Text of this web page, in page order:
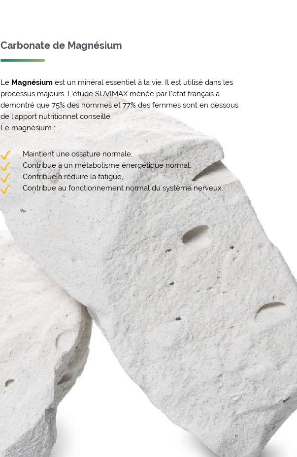
Carbonate de Magnésium
Le Magnésium est un minéral essentiel à la vie. Il est utilisé dans les
processus majeurs. L’étude SUVIMAX ménée par l’etat français a
demontré que 75% des hommes et 77% des femmes sont en dessous
de l’apport nutritionnel conseillé.
Le magnésium :
Maintient une ossature normale,
Contribue à un métabolisme énergétique normal,
Contribue à réduire la fatigue,
Contribue au fonctionnement normal du système nerveux.